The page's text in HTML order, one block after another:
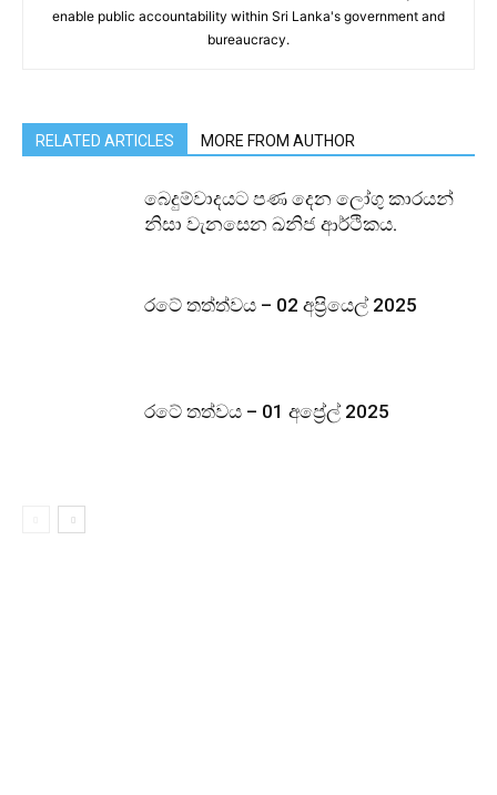
enable public accountability within Sri Lanka's government and
bureaucracy.
RELATED ARTICLES MORE FROM AUTHOR
බෙදුම්වාදයට පණ දෙන ලෝගු කාරයන්
නිසා වැනසෙන ඛනිජ ආර්ථිකය.
රටේ තත්ත්වය – 02 අප්‍රියෙල් 2025
රටේ තත්වය – 01 අප්‍රේල් 2025